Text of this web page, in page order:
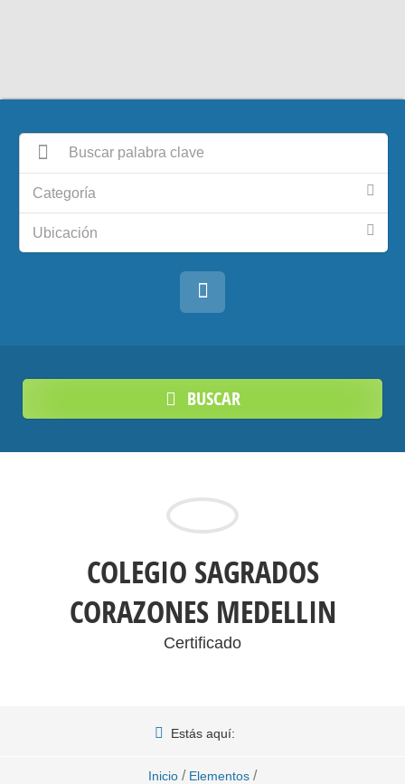
Categoría
Ubicación
BUSCAR
COLEGIO SAGRADOS
CORAZONES MEDELLIN
Certificado
Estás aquí:
Inicio / Elementos /